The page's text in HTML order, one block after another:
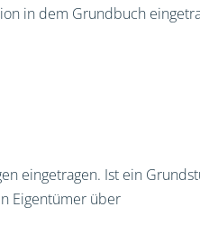
in dem Grundbuch
eingetragen. Ist ein
Eigentümer über